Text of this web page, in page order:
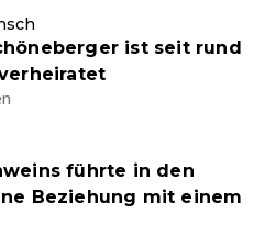
ist seit rund
führte in den
Beziehung mit einem